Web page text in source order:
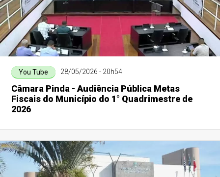
You Tube 28/05/2026 - 20h54
Câmara Pinda - Audiência Pública Metas
Fiscais do Município do 1° Quadrimestre de
2026